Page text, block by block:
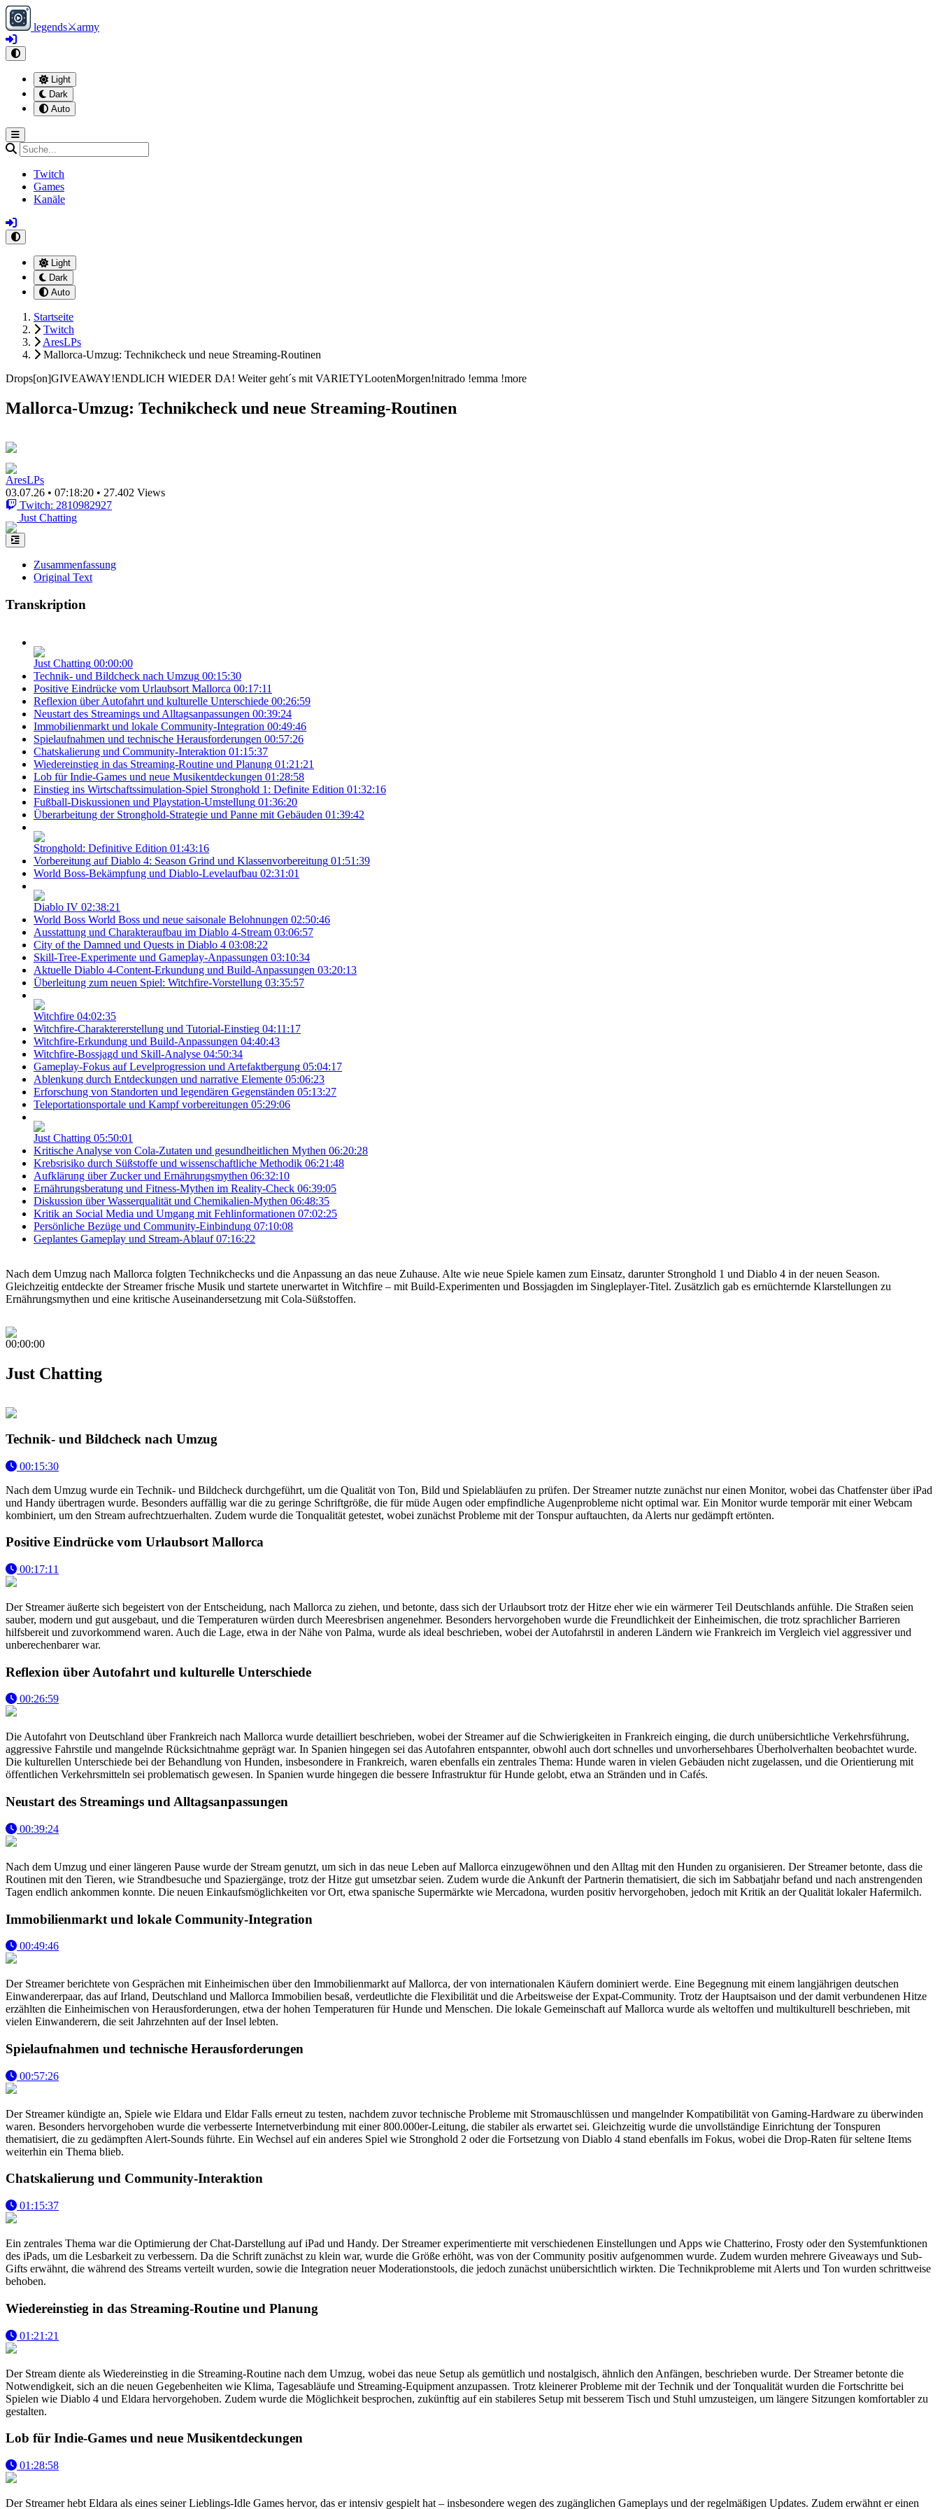
legends⚔army
Light
Dark
Auto
Twitch
Games
Kanäle
Light
Dark
Auto
Startseite
Twitch
AresLPs
Mallorca-Umzug: Technikcheck und neue Streaming-Routinen
Drops[on]GIVEAWAY!ENDLICH WIEDER DA! Weiter geht´s mit VARIETY️LootenMorgen!️nitrado !emma !more
Mallorca-Umzug: Technikcheck und neue Streaming-Routinen
AresLPs
03.07.26 • 07:18:20 • 27.402 Views
Twitch: 2810982927
Just Chatting
Zusammenfassung
Original Text
Transkription
Just Chatting 00:00:00
Technik- und Bildcheck nach Umzug 00:15:30
Positive Eindrücke vom Urlaubsort Mallorca 00:17:11
Reflexion über Autofahrt und kulturelle Unterschiede 00:26:59
Neustart des Streamings und Alltagsanpassungen 00:39:24
Immobilienmarkt und lokale Community-Integration 00:49:46
Spielaufnahmen und technische Herausforderungen 00:57:26
Chatskalierung und Community-Interaktion 01:15:37
Wiedereinstieg in das Streaming-Routine und Planung 01:21:21
Lob für Indie-Games und neue Musikentdeckungen 01:28:58
Einstieg ins Wirtschaftssimulation-Spiel Stronghold 1: Definite Edition 01:32:16
Fußball-Diskussionen und Playstation-Umstellung 01:36:20
Überarbeitung der Stronghold-Strategie und Panne mit Gebäuden 01:39:42
Stronghold: Definitive Edition 01:43:16
Vorbereitung auf Diablo 4: Season Grind und Klassenvorbereitung 01:51:39
World Boss-Bekämpfung und Diablo-Levelaufbau 02:31:01
Diablo IV 02:38:21
World Boss World Boss und neue saisonale Belohnungen 02:50:46
Ausstattung und Charakteraufbau im Diablo 4-Stream 03:06:57
City of the Damned und Quests in Diablo 4 03:08:22
Skill-Tree-Experimente und Gameplay-Anpassungen 03:10:34
Aktuelle Diablo 4-Content-Erkundung und Build-Anpassungen 03:20:13
Überleitung zum neuen Spiel: Witchfire-Vorstellung 03:35:57
Witchfire 04:02:35
Witchfire-Charaktererstellung und Tutorial-Einstieg 04:11:17
Witchfire-Erkundung und Build-Anpassungen 04:40:43
Witchfire-Bossjagd und Skill-Analyse 04:50:34
Gameplay-Fokus auf Levelprogression und Artefaktbergung 05:04:17
Ablenkung durch Entdeckungen und narrative Elemente 05:06:23
Erforschung von Standorten und legendären Gegenständen 05:13:27
Teleportationsportale und Kampf vorbereitungen 05:29:06
Just Chatting 05:50:01
Kritische Analyse von Cola-Zutaten und gesundheitlichen Mythen 06:20:28
Krebsrisiko durch Süßstoffe und wissenschaftliche Methodik 06:21:48
Aufklärung über Zucker und Ernährungsmythen 06:32:10
Ernährungsberatung und Fitness-Mythen im Reality-Check 06:39:05
Diskussion über Wasserqualität und Chemikalien-Mythen 06:48:35
Kritik an Social Media und Umgang mit Fehlinformationen 07:02:25
Persönliche Bezüge und Community-Einbindung 07:10:08
Geplantes Gameplay und Stream-Ablauf 07:16:22
Nach dem Umzug nach Mallorca folgten Technikchecks und die Anpassung an das neue Zuhause. Alte wie neue Spiele kamen zum Einsatz, darunter Stronghold 1 und Diablo 4 in der neuen Season.
Gleichzeitig entdeckte der Streamer frische Musik und startete unerwartet in Witchfire – mit Build-Experimenten und Bossjagden im Singleplayer-Titel. Zusätzlich gab es ernüchternde Klarstellungen zu
Ernährungsmythen und eine kritische Auseinandersetzung mit Cola-Süßstoffen.
00:00:00
Just Chatting
Technik- und Bildcheck nach Umzug
00:15:30
Nach dem Umzug wurde ein Technik- und Bildcheck durchgeführt, um die Qualität von Ton, Bild und Spielabläufen zu prüfen. Der Streamer nutzte zunächst nur einen Monitor, wobei das Chatfenster über iPad
und Handy übertragen wurde. Besonders auffällig war die zu geringe Schriftgröße, die für müde Augen oder empfindliche Augenprobleme nicht optimal war. Ein Monitor wurde temporär mit einer Webcam
kombiniert, um den Stream aufrechtzuerhalten. Zudem wurde die Tonqualität getestet, wobei zunächst Probleme mit der Tonspur auftauchten, da Alerts nur gedämpft ertönten.
Positive Eindrücke vom Urlaubsort Mallorca
00:17:11
Der Streamer äußerte sich begeistert von der Entscheidung, nach Mallorca zu ziehen, und betonte, dass sich der Urlaubsort trotz der Hitze eher wie ein wärmerer Teil Deutschlands anfühle. Die Straßen seien
sauber, modern und gut ausgebaut, und die Temperaturen würden durch Meeresbrisen angenehmer. Besonders hervorgehoben wurde die Freundlichkeit der Einheimischen, die trotz sprachlicher Barrieren
hilfsbereit und zuvorkommend waren. Auch die Lage, etwa in der Nähe von Palma, wurde als ideal beschrieben, wobei der Autofahrstil in anderen Ländern wie Frankreich im Vergleich viel aggressiver und
unberechenbarer war.
Reflexion über Autofahrt und kulturelle Unterschiede
00:26:59
Die Autofahrt von Deutschland über Frankreich nach Mallorca wurde detailliert beschrieben, wobei der Streamer auf die Schwierigkeiten in Frankreich einging, die durch unübersichtliche Verkehrsführung,
aggressive Fahrstile und mangelnde Rücksichtnahme geprägt war. In Spanien hingegen sei das Autofahren entspannter, obwohl auch dort schnelles und unvorhersehbares Überholverhalten beobachtet wurde.
Die kulturellen Unterschiede bei der Behandlung von Hunden, insbesondere in Frankreich, waren ebenfalls ein zentrales Thema: Hunde waren in vielen Gebäuden nicht zugelassen, und die Orientierung mit
öffentlichen Verkehrsmitteln sei problematisch gewesen. In Spanien wurde hingegen die bessere Infrastruktur für Hunde gelobt, etwa an Stränden und in Cafés.
Neustart des Streamings und Alltagsanpassungen
00:39:24
Nach dem Umzug und einer längeren Pause wurde der Stream genutzt, um sich in das neue Leben auf Mallorca einzugewöhnen und den Alltag mit den Hunden zu organisieren. Der Streamer betonte, dass die
Routinen mit den Tieren, wie Strandbesuche und Spaziergänge, trotz der Hitze gut umsetzbar seien. Zudem wurde die Ankunft der Partnerin thematisiert, die sich im Sabbatjahr befand und nach anstrengenden
Tagen endlich ankommen konnte. Die neuen Einkaufsmöglichkeiten vor Ort, etwa spanische Supermärkte wie Mercadona, wurden positiv hervorgehoben, jedoch mit Kritik an der Qualität lokaler Hafermilch.
Immobilienmarkt und lokale Community-Integration
00:49:46
Der Streamer berichtete von Gesprächen mit Einheimischen über den Immobilienmarkt auf Mallorca, der von internationalen Käufern dominiert werde. Eine Begegnung mit einem langjährigen deutschen
Einwandererpaar, das auf Irland, Deutschland und Mallorca Immobilien besaß, verdeutlichte die Flexibilität und die Arbeitsweise der Expat-Community. Trotz der Hauptsaison und der damit verbundenen Hitze
erzählten die Einheimischen von Herausforderungen, etwa der hohen Temperaturen für Hunde und Menschen. Die lokale Gemeinschaft auf Mallorca wurde als weltoffen und multikulturell beschrieben, mit
vielen Einwanderern, die seit Jahrzehnten auf der Insel lebten.
Spielaufnahmen und technische Herausforderungen
00:57:26
Der Streamer kündigte an, Spiele wie Eldara und Eldar Falls erneut zu testen, nachdem zuvor technische Probleme mit Stromauschlüssen und mangelnder Kompatibilität von Gaming-Hardware zu überwinden
waren. Besonders hervorgehoben wurde die verbesserte Internetverbindung mit einer 800.000er-Leitung, die stabiler als erwartet sei. Gleichzeitig wurde die unvollständige Einrichtung der Tonspuren
thematisiert, die zu gedämpften Alert-Sounds führte. Ein Wechsel auf ein anderes Spiel wie Stronghold 2 oder die Fortsetzung von Diablo 4 stand ebenfalls im Fokus, wobei die Drop-Raten für seltene Items
weiterhin ein Thema blieb.
Chatskalierung und Community-Interaktion
01:15:37
Ein zentrales Thema war die Optimierung der Chat-Darstellung auf iPad und Handy. Der Streamer experimentierte mit verschiedenen Einstellungen und Apps wie Chatterino, Frosty oder den Systemfunktionen
des iPads, um die Lesbarkeit zu verbessern. Da die Schrift zunächst zu klein war, wurde die Größe erhöht, was von der Community positiv aufgenommen wurde. Zudem wurden mehrere Giveaways und Sub-
Gifts erwähnt, die während des Streams verteilt wurden, sowie die Integration neuer Moderationstools, die jedoch zunächst unübersichtlich wirkten. Die Technikprobleme mit Alerts und Ton wurden schrittweise
behoben.
Wiedereinstieg in das Streaming-Routine und Planung
01:21:21
Der Stream diente als Wiedereinstieg in die Streaming-Routine nach dem Umzug, wobei das neue Setup als gemütlich und nostalgisch, ähnlich den Anfängen, beschrieben wurde. Der Streamer betonte die
Notwendigkeit, sich an die neuen Gegebenheiten wie Klima, Tagesabläufe und Streaming-Equipment anzupassen. Trotz kleinerer Probleme mit der Technik und der Tonqualität wurden die Fortschritte bei
Spielen wie Diablo 4 und Eldara hervorgehoben. Zudem wurde die Möglichkeit besprochen, zukünftig auf ein stabileres Setup mit besserem Tisch und Stuhl umzusteigen, um längere Sitzungen komfortabler zu
gestalten.
Lob für Indie-Games und neue Musikentdeckungen
01:28:58
Der Streamer hebt Eldara als eines seiner Lieblings-Idle Games hervor, das er intensiv gespielt hat – insbesondere wegen des zugänglichen Gameplays und der regelmäßigen Updates. Zudem erwähnt er einen